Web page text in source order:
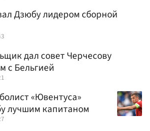
Дзюбу лидером сборной
дал совет Черчесову
с Бельгией
«Ювентуса»
лучшим капитаном